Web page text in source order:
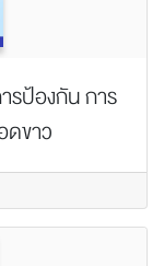
รป้องกัน การ
ดขาว